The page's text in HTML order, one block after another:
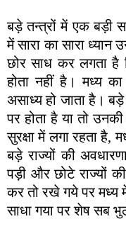
बड़े तन्त्रों में एक बड़ी
में सारा का सारा ध्यान
छोर साध कर लगता है
होता नहीं है। मध्य
असाध्य हो जाता है। बड़े
पर होता है या तो
सुरक्षा में लगा रहता है,
बड़े राज्यों की
पड़ी और छोटे राज्यों
कर तो रखे गये पर मध्य
साधा गया पर शेष सब